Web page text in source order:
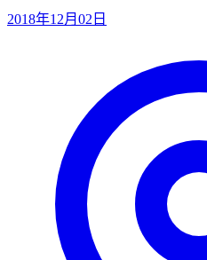
2018年12月02日